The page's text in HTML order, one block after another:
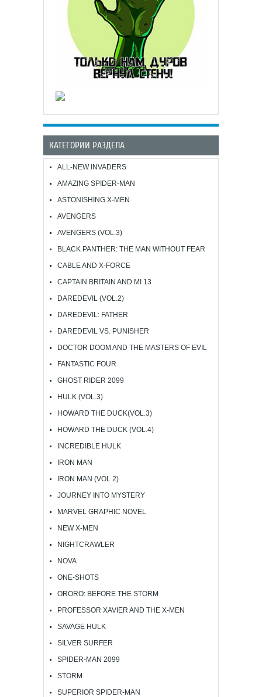
КАТЕГОРИИ РАЗДЕЛА
ALL-NEW INVADERS
AMAZING SPIDER-MAN
ASTONISHING X-MEN
AVENGERS
AVENGERS (VOL.3)
BLACK PANTHER: THE MAN WITHOUT FEAR
CABLE AND X-FORCE
CAPTAIN BRITAIN AND MI 13
DAREDEVIL (VOL.2)
DAREDEVIL: FATHER
DAREDEVIL VS. PUNISHER
DOCTOR DOOM AND THE MASTERS OF EVIL
FANTASTIC FOUR
GHOST RIDER 2099
HULK (VOL.3)
HOWARD THE DUCK(VOL.3)
HOWARD THE DUCK (VOL.4)
INCREDIBLE HULK
IRON MAN
IRON MAN (VOL 2)
JOURNEY INTO MYSTERY
MARVEL GRAPHIC NOVEL
NEW X-MEN
NIGHTCRAWLER
NOVA
ONE-SHOTS
ORORO: BEFORE THE STORM
PROFESSOR XAVIER AND THE X-MEN
SAVAGE HULK
SILVER SURFER
SPIDER-MAN 2099
STORM
SUPERIOR SPIDER-MAN